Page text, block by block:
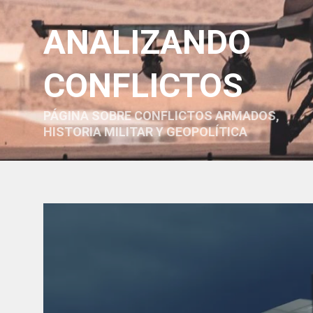
ANALIZANDO
CONFLICTOS
PÁGINA SOBRE CONFLICTOS ARMADOS,
HISTORIA MILITAR Y GEOPOLÍTICA